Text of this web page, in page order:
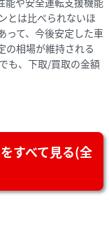
とは比べられないほ
って、今後安定した車
の相場が維持される
も、下取/買取の金額
すべて見る(全